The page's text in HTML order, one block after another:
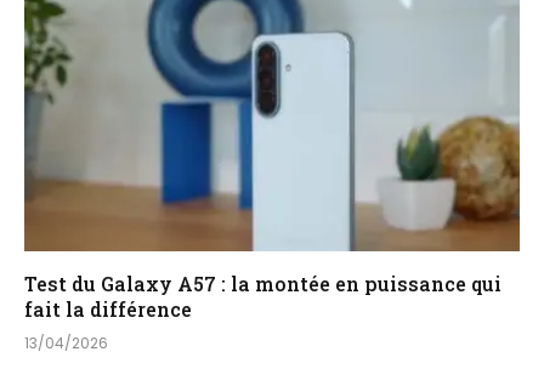
Test du Galaxy A57 : la montée en puissance qui
fait la différence
13/04/2026